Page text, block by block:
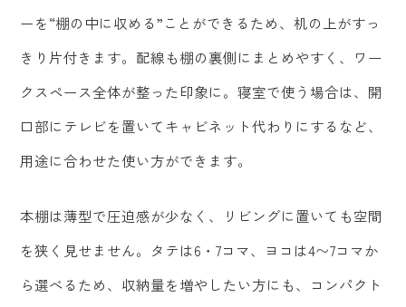
ーを“棚の中に収める”ことができるため、机の上がすっ
きり片付きます。配線も棚の裏側にまとめやすく、ワー
クスペース全体が整った印象に。寝室で使う場合は、開
口部にテレビを置いてキャビネット代わりにするなど、
用途に合わせた使い方ができます。
本棚は薄型で圧迫感が少なく、リビングに置いても空間
を狭く見せません。タテは6・7コマ、ヨコは4〜7コマか
ら選べるため、収納量を増やしたい方にも、コンパクト